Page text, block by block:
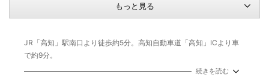
もっと見る
JR「高知」駅南口より徒歩約5分。高知自動車道「高知」ICより車
で約9分。
「高知龍馬」空港より「高知駅前」まで空港連絡バスで約24分。
続きを読む